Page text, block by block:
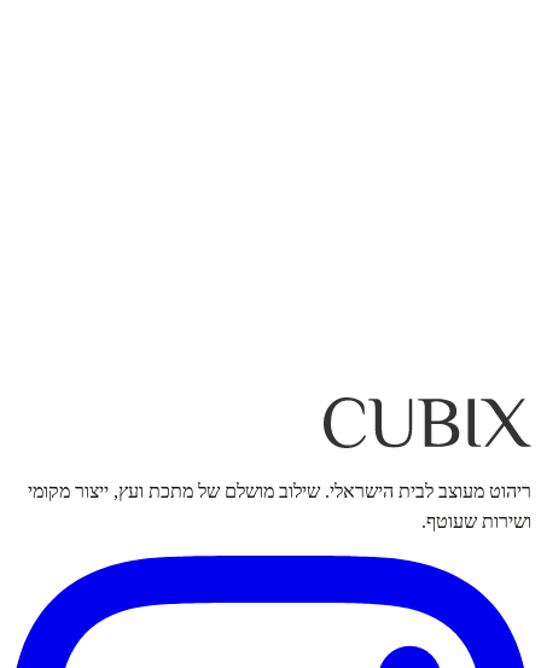
ריהוט מעוצב לבית הישראלי. שילוב מושלם של מתכת ועץ, ייצור מקומי
ושירות שעוטף.